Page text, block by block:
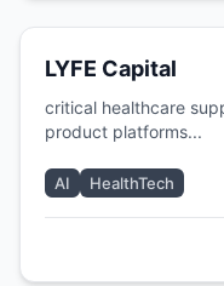
LYFE Capital
critical healthcare
product platforms...
AI HealthTech